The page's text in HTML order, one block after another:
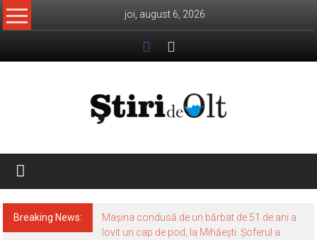
Skip
to
joi, august 6, 2026
Știri
de
Olt
Breaking News:
Mașina condusă de un bărbat de 51 de ani a
lovit un cap de pod, la Mihăești. Șoferul a